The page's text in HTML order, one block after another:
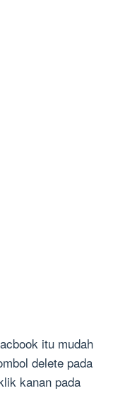
itu mudah
delete pada
kanan pada